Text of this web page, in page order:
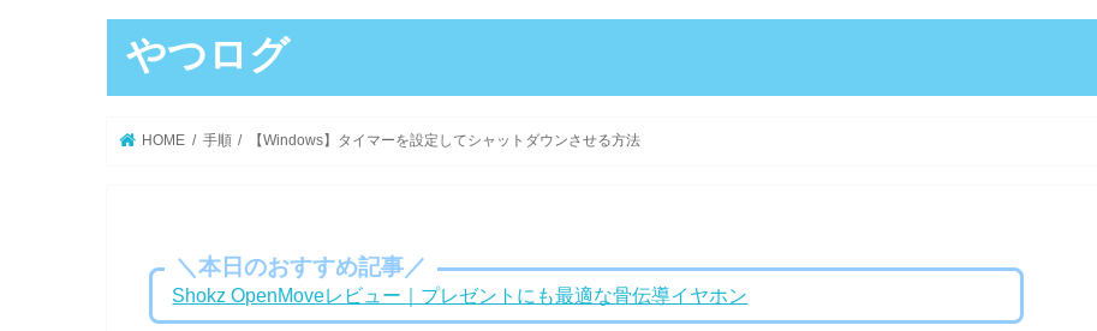
やつログ
HOME 手順 【Windows】タイマーを設定してシャットダウンさせる方法
＼本日のおすすめ記事／
Shokz OpenMoveレビュー｜プレゼントにも最適な骨伝導イヤホン